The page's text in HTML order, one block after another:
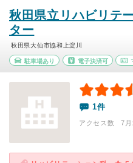
秋田県立リハビリテ
ター
秋田県大仙市協和上淀川
駐車場あり 電子決済可
1件
アクセス数 7月: